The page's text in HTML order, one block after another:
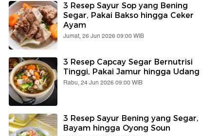
3 Resep Sayur Sop yang Bening
Segar, Pakai Bakso hingga Ceker
Ayam
Jumat, 26 Jun 2026 09:00 WIB
3 Resep Capcay Segar Bernutrisi
Tinggi, Pakai Jamur hingga Udang
Rabu, 24 Jun 2026 09:00 WIB
3 Resep Sayur Bening yang Segar,
Bayam hingga Oyong Soun